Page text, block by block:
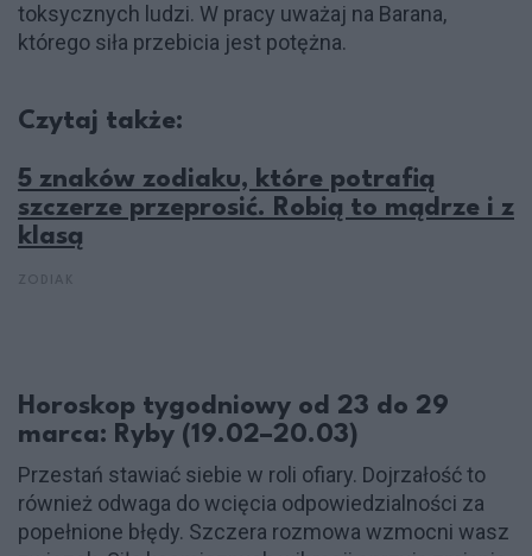
toksycznych ludzi. W pracy uważaj na Barana,
którego siła przebicia jest potężna.
Czytaj także:
5 znaków zodiaku, które potrafią
szczerze przeprosić. Robią to mądrze i z
klasą
Horoskop tygodniowy od 23 do 29
marca: Ryby (19.02–20.03)
Przestań stawiać siebie w roli ofiary. Dojrzałość to
również odwaga do wcięcia odpowiedzialności za
popełnione błędy. Szczera rozmowa wzmocni wasz